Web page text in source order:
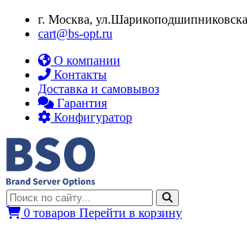
г. Москва,
cart@bs-opt.ru
О компании
Контакты
Доставка и самовывоз
Гарантия
Конфигуратор
0 товаров Перейти в корзину